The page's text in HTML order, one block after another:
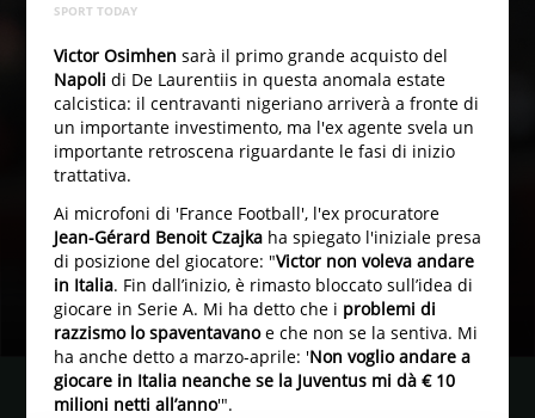
SPORT TODAY
Victor Osimhen sarà il primo grande acquisto del
Napoli di De Laurentiis in questa anomala estate
calcistica: il centravanti nigeriano arriverà a fronte di
un importante investimento, ma l'ex agente svela un
importante retroscena riguardante le fasi di inizio
trattativa.
Ai microfoni di 'France Football', l'ex procuratore
Jean-Gérard Benoit Czajkaha spiegato l'iniziale presa
di posizione del giocatore: "Victor non voleva andare
in Italia. Fin dall’inizio, è rimasto bloccato sull’idea di
giocare in Serie A. Mi ha detto che i problemi di
razzismo lo spaventavanoe che non se la sentiva. Mi
ha anche detto a marzo-aprile: 'Non voglio andare a
giocare in Italia neanche se la Juventus mi dà € 10
milioni netti all’anno'".